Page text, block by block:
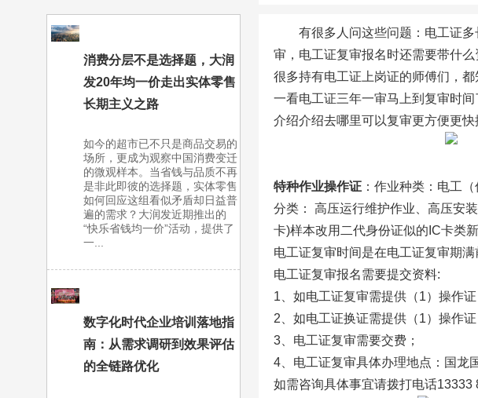
消费分层不是选择题，大润
发20年均一价走出实体零售
长期主义之路
如今的超市已不只是商品交易的
场所，更成为观察中国消费变迁
的微观样本。当省钱与品质不再
是非此即彼的选择题，实体零售
如何回应这组看似矛盾却日益普
遍的需求？大润发近期推出的
“快乐省钱均一价”活动，提供了
一...
数字化时代企业培训落地指
南：从需求调研到效果评估
的全链路优化
有很多人问这些问题：电工证
审，电工证复审报名时还需要带什
很多持有电工证上岗证的师傅们，
一看电工证三年一审马上到复审时
介绍介绍去哪里可以复审更方便更快
特种作业操作证：作业种类：电工（
分类： 高压运行维护作业、高压安
卡)样本改用二代身份证似的IC卡类
电工证复审时间是在电工证复审期
电工证复审报名需要提交资料:
1、如电工证复审需提供（1）操作
2、如电工证换证需提供（1）操作
3、电工证复审需要交费；
4、电工证复审具体办理地点：国龙
如需咨询具体事宜请拨打电话13333